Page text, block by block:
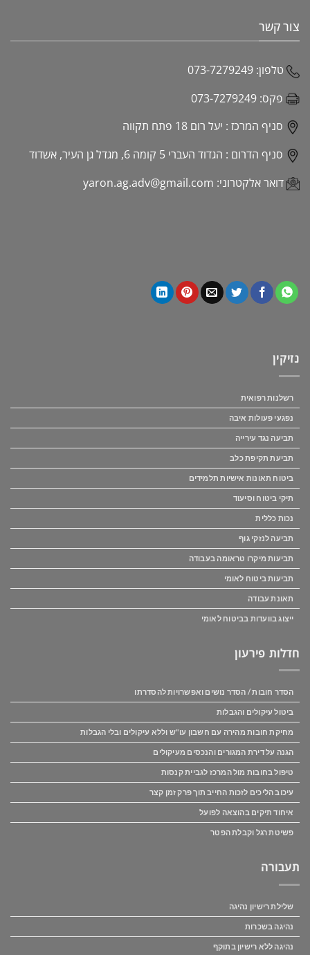
צור קשר
טלפון: 073-7279249
פקס: 073-7279249
סניף המרכז : יעל רום 18 פתח תקווה
סניף הדרום : הגדוד העברי 5 קומה 6, מגדל גן העיר, אשדוד
דואר אלקטרוני: yaron.ag.adv@gmail.com
נזיקין
רשלנות רפואית
נפגעי פעולות איבה
תביעה נגד עירייה
תביעת תקיפת כלב
ביטוח תאונות אישיות תלמידים
תיקי ביטוח וסיעוד
נכות כללית
תביעה לנזקי גוף
תביעות מיקרו טראומה בעבודה
תביעות ביטוח לאומי
תאונת עבודה
ייצוג בוועדות בביטוח לאומי
חדלות פירעון
הסדר חובות / הסדר נושים ואפשרויות להסדרתו
ביטול עיקולים והגבלות
מחיקת חובות מהירה עם חשבון עו"ש וללא עיקולים ובלי הגבלות
הגנה על דירת המגורים והנכסים מעיקולים
טיפול בחובות מול המרכז לגביית קנסות
עיכוב הליכים לזכות החייב תוך פרק זמן קצר
איחוד תיקים בהוצאה לפועל
פשיטת רגל וקבלת הפטר
תעבורה
שלילת רישיון נהיגה
נהיגה בשכרות
נהיגה ללא רישיון בתוקף